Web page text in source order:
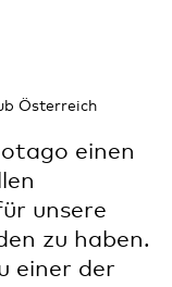
Österreich
einen
unsere
zu haben.
einer der